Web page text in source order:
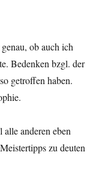
ob auch ich
Bedenken bzgl. der
getroffen haben.
anderen eben
zu deuten